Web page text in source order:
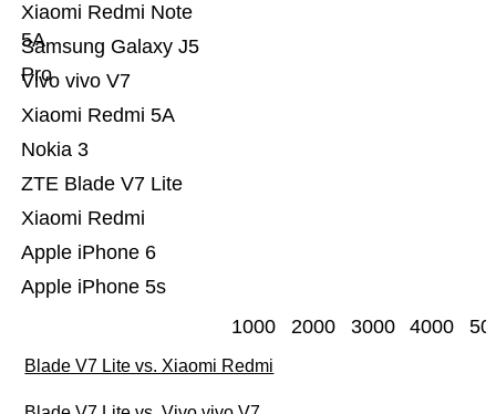
Apple iPhone 5s
Apple iPhone 6
Xiaomi Redmi
ZTE Blade V7 Lite
Nokia 3
Xiaomi Redmi 5A
Vivo vivo V7
Samsung Galaxy J5
Pro
Xiaomi Redmi Note
5A
1000 2000 3000 4000
Blade V7 Lite vs. Xiaomi Redmi